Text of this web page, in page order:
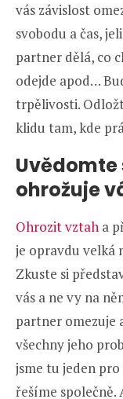
vás závislost
svobodu a čas,
partner dělá, co
odejde apod…
trpělivosti.
klidu tam, kde
Uvědomte
ohrožuje
Ohrozit vztah a
je opravdu velká
Zkuste si
vás a ne vy na
partner omezuje
všechny jeho
jsme tu jeden
řešíme společně.